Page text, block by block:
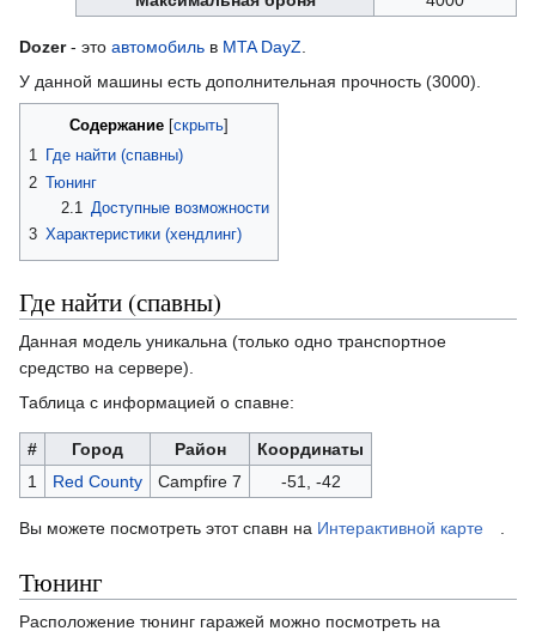
Dozer- это автомобиль в MTA DayZ.
У данной машины есть дополнительная прочность (3000).
Содержание
1 Где найти (спавны)
2 Тюнинг
2.1
Доступные возможности
3 Характеристики (хендлинг)
Где найти (спавны)
Данная модель уникальна (только одно транспортное
средство на сервере).
Таблица с информацией о спавне:
# Город Район
Координаты
1
Red County Campfire 7 -51, -42
Вы можете посмотреть этот спавн на Интерактивной карте .
Тюнинг
Расположение тюнинг гаражей можно посмотреть на